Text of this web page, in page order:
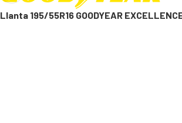
Llanta 195/55R16 GOODYEAR